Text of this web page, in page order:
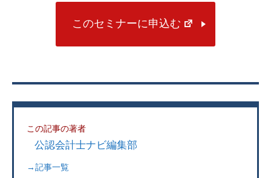
このセミナーに申込む
この記事の著者
公認会計士ナビ編集部
→記事一覧